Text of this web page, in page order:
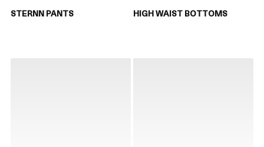
STERNN PANTS HIGH WAIST BOTTOMS